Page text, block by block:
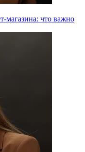
магазина: что важно